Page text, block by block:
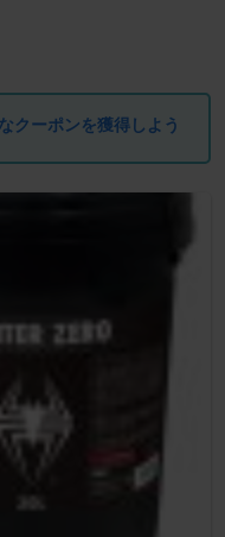
クーポンを獲得しよう